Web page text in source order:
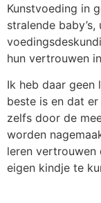
Kunstvoeding in
stralende
hun vertrouwen
Ik heb daar geen
beste is en dat
zelfs door de
worden
leren vertrouwen
eigen kindje te